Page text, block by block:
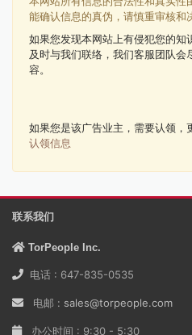
能确认信息的真伪，请慎重审核和
如果您发现本网站上有侵犯您的知
及时与我们联络，我们客服团队会
容。
如果您是该广告业主，需要认领，
认领信息
联系我们
TorPeople Inc.
电话 : 647-835-0535
电邮 : sales@torpeople.com
办公时间 : 9:30 - 5:30